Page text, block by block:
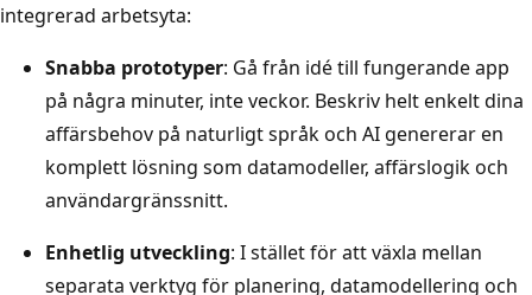
integrerad arbetsyta:
Snabba prototyper: Gå från idé till fungerande app
på några minuter, inte veckor. Beskriv helt enkelt dina
affärsbehov på naturligt språk och AI genererar en
komplett lösning som datamodeller, affärslogik och
användargränssnitt.
Enhetlig utveckling: I stället för att växla mellan
separata verktyg för planering, datamodellering och